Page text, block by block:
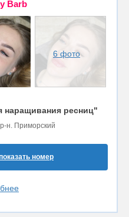
Barb
6 фото
наращивания ресниц"
н. Приморский
номер